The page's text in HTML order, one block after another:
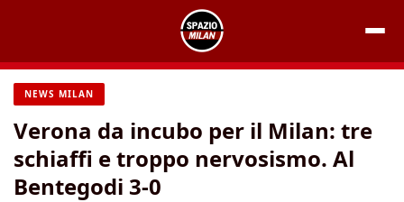
contenuto
NEWS MILAN
Verona da incubo per il Milan: tre
schiaffi e troppo nervosismo. Al
Bentegodi 3-0